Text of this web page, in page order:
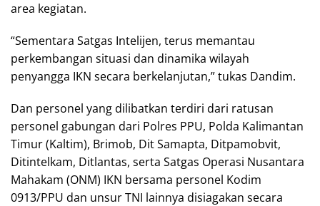
area kegiatan.
“Sementara Satgas Intelijen, terus memantau
perkembangan situasi dan dinamika wilayah
penyangga IKN secara berkelanjutan,” tukas Dandim.
Dan personel yang dilibatkan terdiri dari ratusan
personel gabungan dari Polres PPU, Polda Kalimantan
Timur (Kaltim), Brimob, Dit Samapta, Ditpamobvit,
Ditintelkam, Ditlantas, serta Satgas Operasi Nusantara
Mahakam (ONM) IKN bersama personel Kodim
0913/PPU dan unsur TNI lainnya disiagakan secara